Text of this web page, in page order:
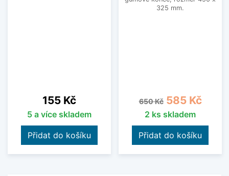
Cena
155 Kč
5 a více skladem
Přidat do košíku
325 mm.
Běžná cena
650 Kč Cena
585 Kč
2 ks skladem
Přidat do košíku